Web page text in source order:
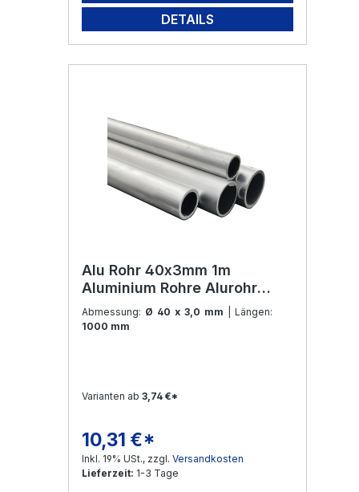
DETAILS
Alu Rohr 40x3mm 1m
Aluminium Rohre Alurohr
Aluprofil Rundrohr für
Modellbau und Konstruktion
Abmessung: Ø 40 x 3,0 mm
| Längen:
1000 mm
Varianten ab 3,74 €*
Regulärer Preis:
10,31 €*
Inkl. 19% USt., zzgl. Versandkosten
Lieferzeit: 1-3 Tage